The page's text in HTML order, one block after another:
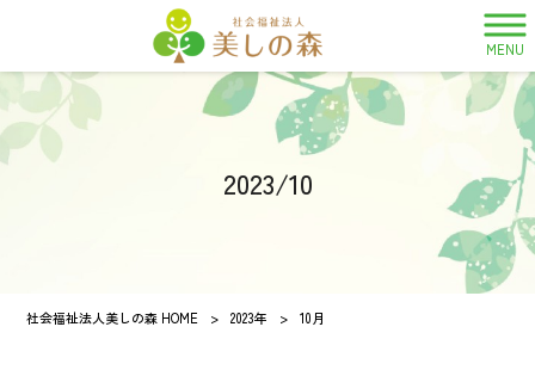
MENU
2023/10
社会福祉法人美しの森 HOME > 2023年 > 10月